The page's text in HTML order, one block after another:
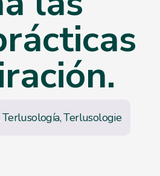
Terlusología,Terlusologie